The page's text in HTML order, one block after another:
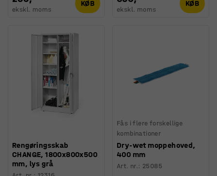
ekskl. moms
KØB
ekskl. moms
KØB
Rengøringsskab
CHANGE, 1800x800x500
mm, lys grå
Fås i flere forskellige
kombinationer
Dry-wet moppehoved,
400 mm
Art. nr.: 25085